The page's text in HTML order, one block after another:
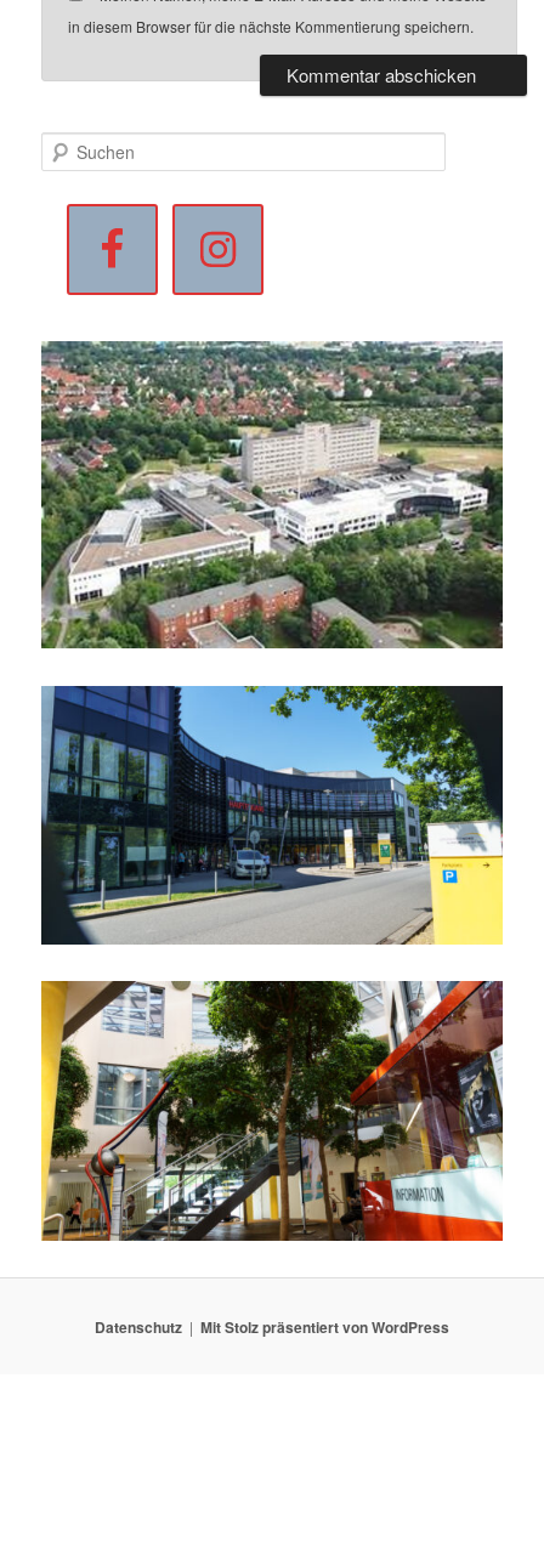
in diesem Browser für die nächste Kommentierung speichern.
u
Datenschutz Mit Stolz präsentiert von WordPress